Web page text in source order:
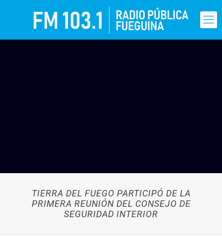
TIERRA DEL FUEGO PARTICIPÓ DE LA
PRIMERA REUNIÓN DEL CONSEJO DE
SEGURIDAD INTERIOR